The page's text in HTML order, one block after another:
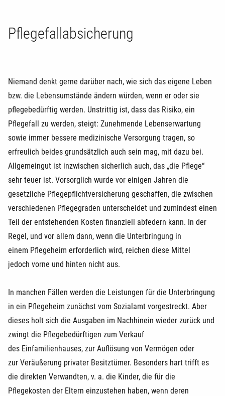
Pflegefallabsicherung
Niemand denkt gerne darüber nach, wie sich das eigene Leben
bzw. die Lebensumstände ändern würden, wenn er oder sie
pflegebedürftig werden. Unstrittig ist, dass das Risiko, ein
Pflegefall zu werden, steigt: Zunehmende Lebenserwartung
sowie immer bessere medizinische Versorgung tragen, so
erfreulich beides grundsätzlich auch sein mag, mit dazu bei.
Allgemeingut ist inzwischen sicherlich auch, das „die Pflege“
sehr teuer ist. Vorsorglich wurde vor einigen Jahren die
gesetzliche Pflegepflichtversicherung geschaffen, die zwischen
verschiedenen Pflegegraden unterscheidet und zumindest einen
Teil der entstehenden Kosten finanziell abfedern kann. In der
Regel, und vor allem dann, wenn die Unterbringung in
einem Pflegeheim erforderlich wird, reichen diese Mittel
jedoch vorne und hinten nicht aus.
In manchen Fällen werden die Leistungen für die Unterbringung
in ein Pflegeheim zunächst vom Sozialamt vorgestreckt. Aber
dieses holt sich die Ausgaben im Nachhinein wieder zurück und
zwingt die Pflegebedürftigen zum Verkauf
des Einfamilienhauses, zur Auflösung von Vermögen oder
zur Veräußerung privater Besitztümer. Besonders hart trifft es
die direkten Verwandten, v. a. die Kinder, die für die
Pflegekosten der Eltern einzustehen haben, wenn deren